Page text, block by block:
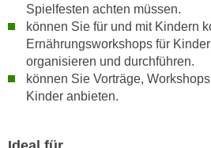
Spielfesten achten müssen.
können Sie für und mit Kindern
Ernährungsworkshops für
organisieren und durchführen.
können Sie Vorträge,
Kinder anbieten.
s
l
n